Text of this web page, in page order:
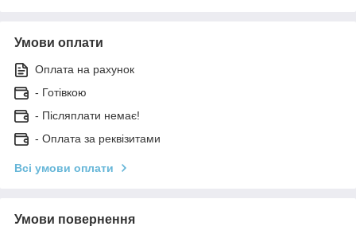
Умови оплати
Оплата на рахунок
- Готівкою
- Післяплати немає!
- Оплата за реквізитами
Всі умови оплати
Умови повернення